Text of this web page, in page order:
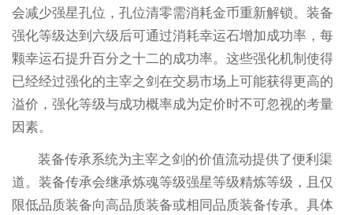
会减少强星孔位，孔位清零需消耗金币重新解锁。装备
强化等级达到六级后可通过消耗幸运石增加成功率，每
颗幸运石提升百分之十二的成功率。这些强化机制使得
已经经过强化的主宰之剑在交易市场上可能获得更高的
溢价，强化等级与成功概率成为定价时不可忽视的考量
因素。
装备传承系统为主宰之剑的价值流动提供了便利渠
道。装备传承会继承炼魂等级强星等级精炼等级，且仅
限低品质装备向高品质装备或相同品质装备传承。具体